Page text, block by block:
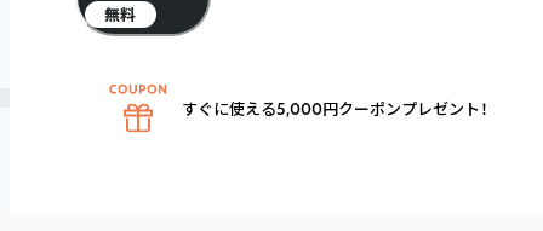
無料
すぐに使える5,000円クーポンプレゼント！